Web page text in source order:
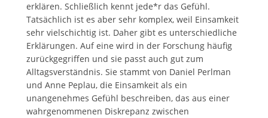
erklären. Schließlich kennt jede*r das Gefühl.
Tatsächlich ist es aber sehr komplex, weil Einsamkeit
sehr vielschichtig ist. Daher gibt es unterschiedliche
Erklärungen. Auf eine wird in der Forschung häufig
zurückgegriffen und sie passt auch gut zum
Alltagsverständnis. Sie stammt von Daniel Perlman
und Anne Peplau, die Einsamkeit als ein
unangenehmes Gefühl beschreiben, das aus einer
wahrgenommenen Diskrepanz zwischen